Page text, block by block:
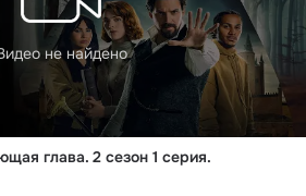
не найдено
глава. 2 сезон 1 серия.